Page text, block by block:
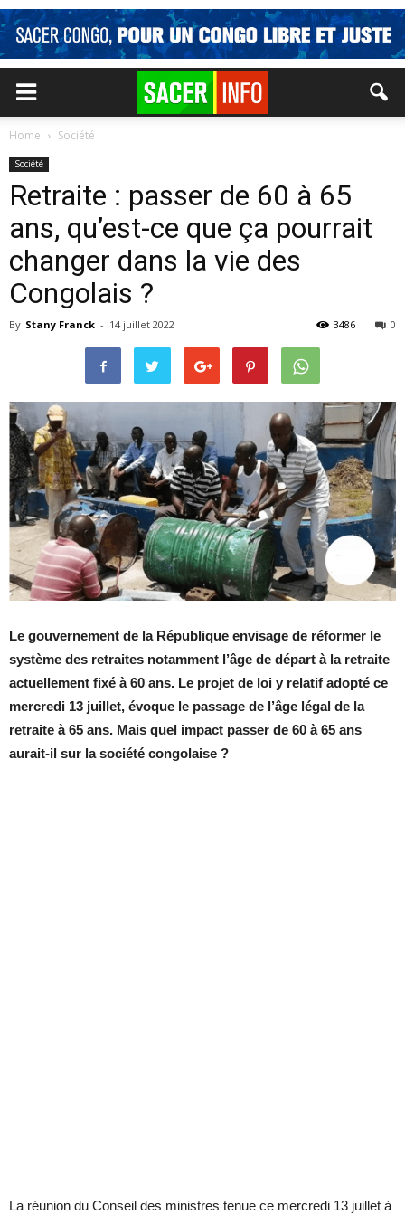
Home Société
Société
Retraite : passer de 60 à 65
ans, qu’est-ce que ça pourrait
changer dans la vie des
Congolais ?
By Stany Franck - 14 juillet 2022 0
3486
Le gouvernement de la République envisage de réformer le
système des retraites notamment l’âge de départ à la retraite
actuellement fixé à 60 ans. Le projet de loi y relatif adopté ce
mercredi 13 juillet, évoque le passage de l’âge légal de la
retraite à 65 ans. Mais quel impact passer de 60 à 65 ans
aurait-il sur la société congolaise ?
La réunion du Conseil des ministres tenue ce mercredi 13 juillet à